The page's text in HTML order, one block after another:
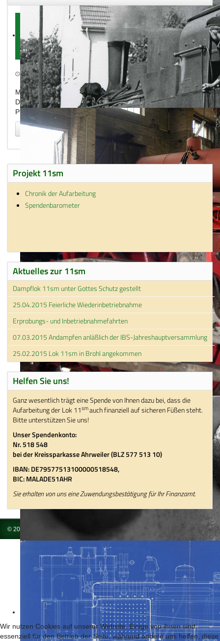
Bericht im Magazin der
Deutschen Stiftung
Denkmalschutz
Drucken
Erstellt: Montag, 14. Dezember 2015
Monumente, das Magazin der Deutschen Stiftung
Denkmalschutz, berichtet in der Ausgabe April 2011 über das
Projekt.
Zum Bericht
Projekt 11sm
Chronik der Aufarbeitung
Spendenbarometer
Aktuelles zur 11sm
Dampflok 11sm unter Gottes Schutz gestellt
25.04.2015 Feierliche Wiederinbetriebnahme
Erprobungs- und Inbetriebnahmefahrten
07.03.2015 Andampfen anläßlich der IBS-Jahreshauptversammlung
25.02.2015 Lok 11sm in Brohl angekommen
Helfen Sie uns!
Ganz wesentlich trägt eine Spende von Ihnen dazu bei, dass die
Aufarbeitung der Lok 11smauch finanziell auf sicheren Füßen steht.
Bitte unterstützen Sie uns!
Unser Spendenkonto:
Nr. 518 548
bei der Kreissparkasse Ahrweiler (BLZ 577 513 10)
IBAN: DE79577513100000518548,
BIC: MALADE51AHR
Sie erhalten von uns eine Zuwendungsbestätigung für Ihr Finanzamt.
© 2026 Brohltal-Schmalspureisenbahn Betriebs-GmbH
Wir nutzen Cookies auf unserer Website. Einige von ihnen sind
essenziell für den Betrieb der Seite, während andere uns helfen, diese